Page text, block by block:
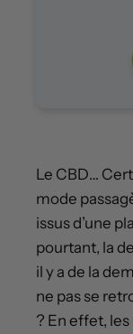
Le CBD…
mode
issus d’une
pourtant, la
il y a de la
ne pas se
? En effet,